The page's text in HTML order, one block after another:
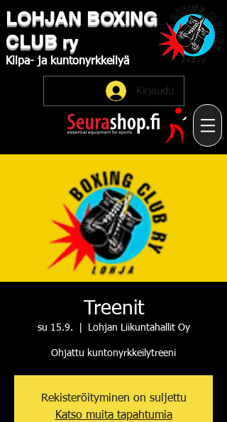
LOHJAN ​BOXING
CLUB ry
Kilpa- ja kuntonyrkkeilyä
Kirjaudu
Treenit
su 15.9. Lohjan Liikuntahallit Oy
Ohjattu kuntonyrkkeilytreeni
Rekisteröityminen on suljettu
Katso muita tapahtumia